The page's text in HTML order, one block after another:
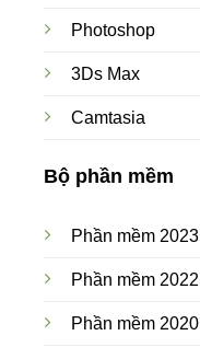
Photoshop
3Ds Max
Camtasia
Bộ phần mềm
Phần mềm 2023
Phần mềm 2022
Phần mềm 2020